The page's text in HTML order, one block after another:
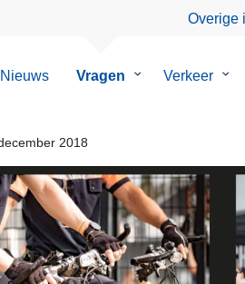
Overige
Nieuws Vragen
Submenu
Verkeer
2018